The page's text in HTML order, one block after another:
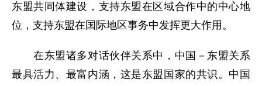
东盟共同体建设，支持东盟在区域合作中的中心地
位，支持东盟在国际地区事务中发挥更大作用。
在东盟诸多对话伙伴关系中，中国－东盟关系
最具活力、最富内涵，这是东盟国家的共识。中国